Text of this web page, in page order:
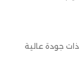
ذات جودة عالية